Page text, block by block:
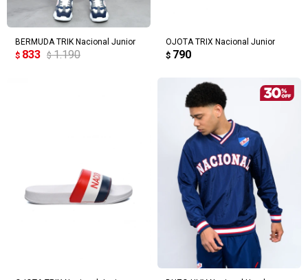
BERMUDA TRIK Nacional Junior
$ 833 $ 1.190
OJOTA TRIX Nacional Junior
$ 790